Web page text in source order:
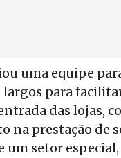
uma equipe
para
das lojas,
na prestação de
um setor